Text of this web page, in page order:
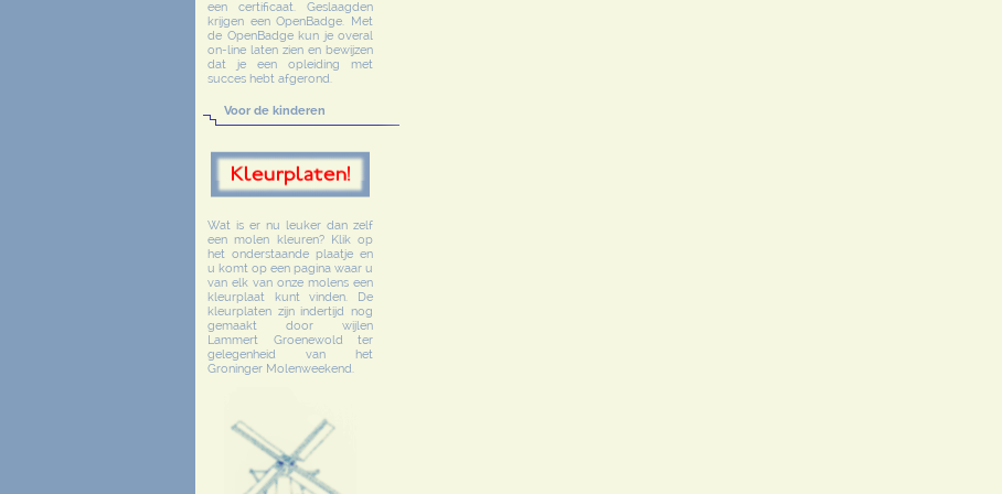
een certificaat. Geslaagden
krijgen een OpenBadge. Met
de OpenBadge kun je overal
on-line laten zien en bewijzen
dat je een opleiding met
succes hebt afgerond.
Voor de kinderen
Wat is er nu leuker dan zelf
een molen kleuren? Klik op
het onderstaande plaatje en
u komt op een pagina waar u
van elk van onze molens een
kleurplaat kunt vinden. De
kleurplaten zijn indertijd nog
gemaakt door wijlen
Lammert Groenewold ter
gelegenheid van het
Groninger Molenweekend.